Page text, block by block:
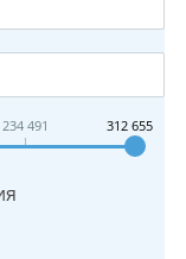
234 491 312 655